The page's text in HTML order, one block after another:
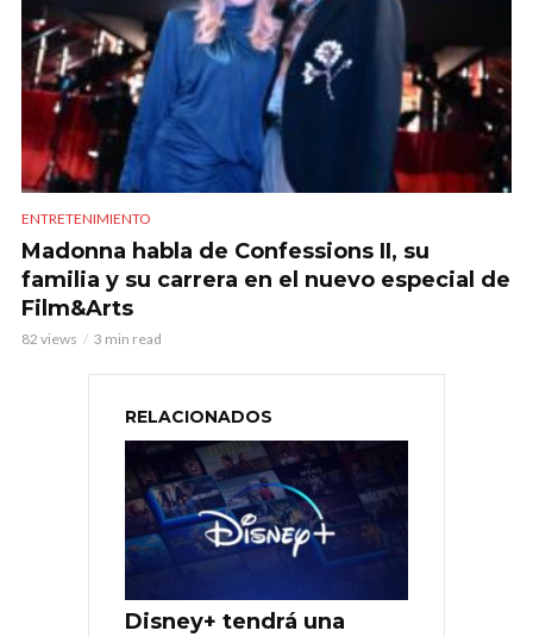
ENTRETENIMIENTO
Madonna habla de Confessions II, su
familia y su carrera en el nuevo especial de
Film&Arts
82 views 3 min read
RELACIONADOS
Disney+ tendrá una